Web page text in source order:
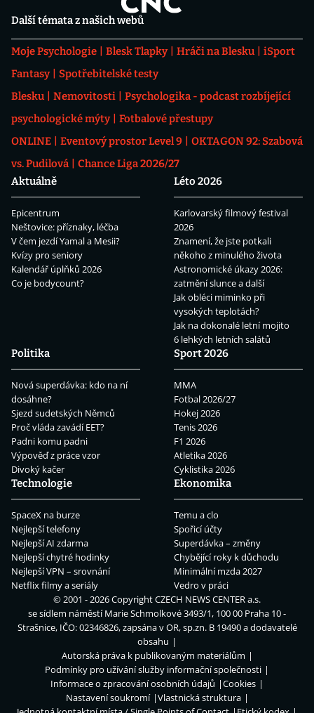
Další témata z našich webů
Moje Psychologie Blesk Tlapky Hráči na Blesku
iSport
Fantasy
Spotřebitelské testy
Blesku
Nemovitosti
Psychologika - podcast rozbíjející
psychologické mýty
Fotbalové přestupy
ONLINE
Eventový prostor Level 9
OKTAGON 92: Szabová
vs. Pudilová
Chance Liga 2026/27
Aktuálně
Epicentrum
Neštovice: příznaky, léčba
V čem jezdí Yamal a Mesii?
Kvízy pro seniory
Kalendář úplňků 2026
Co je bodycount?
Léto 2026
Karlovarský filmový festival
2026
Znamení, že jste potkali
někoho z minulého života
Astronomické úkazy 2026:
zatmění slunce a další
Jak obléci miminko při
vysokých teplotách?
Jak na dokonalé letní mojito
6 lehkých letních salátů
Politika
Nová superdávka: kdo na ní
dosáhne?
Sjezd sudetských Němců
Proč vláda zavádí EET?
Padni komu padni
Výpověď z práce vzor
Divoký kačer
Sport 2026
MMA
Fotbal 2026/27
Hokej 2026
Tenis 2026
F1 2026
Atletika 2026
Cyklistika 2026
Technologie
SpaceX na burze
Nejlepší telefony
Nejlepší AI zdarma
Nejlepší chytré hodinky
Nejlepší VPN – srovnání
Netflix filmy a seriály
Ekonomika
Temu a clo
Spořicí účty
Superdávka – změny
Chybějící roky k důchodu
Minimální mzda 2027
Vedro v práci
© 2001 - 2026 CopyrightCZECH NEWS CENTER a.s.
se sídlem náměstí Marie Schmolkové 3493/1, 100 00 Praha 10 -
Strašnice, IČO: 02346826, zapsána v OR, sp.zn. B 19490 a dodavatelé
obsahu
Autorská práva k publikovaným materiálům
Podmínky pro užívání služby informační společnosti
Informace o zpracování osobních údajů
Cookies
Nastavení soukromí
Vlastnická struktura